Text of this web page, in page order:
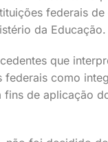
federais de
da Educação.
que
federais como
fins de aplicação